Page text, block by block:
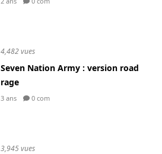
4,482 vues
Seven Nation Army : version road
rage
3 ans 0 com
3,945 vues